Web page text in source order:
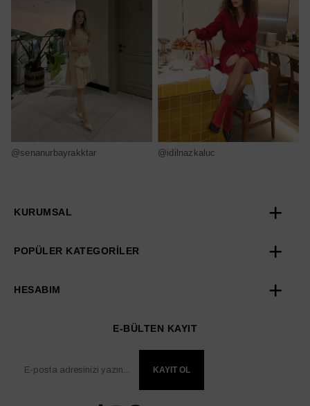
@senanurbayrakktar @idilnazkaluc
KURUMSAL
POPÜLER KATEGORİLER
HESABIM
E-BÜLTEN KAYIT
KAYIT OL